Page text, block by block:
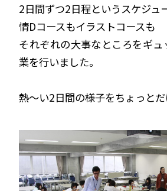
2日間ずつ2日程というスケジュ
情Dコースもイラストコースも
それぞれの大事なところをギ
業を行いました。
熱〜い2日間の様子をちょっとだ